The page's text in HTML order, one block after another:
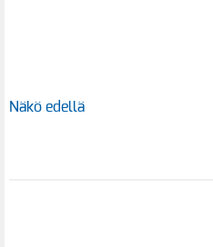
Näkö edellä